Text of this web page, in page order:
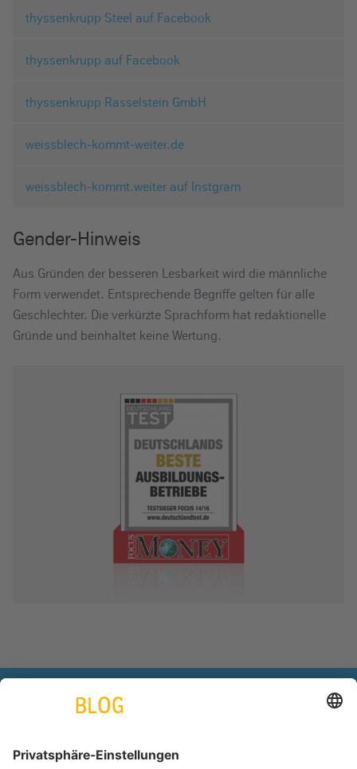
thyssenkrupp Steel auf Facebook
thyssenkrupp auf Facebook
thyssenkrupp Rasselstein GmbH
weissblech-kommt-weiter.de
weissblech-kommt.weiter auf Instgram
Gender-Hinweis
Aus Gründen der besseren Lesbarkeit wird die männliche
Form verwendet. Entsprechende Begriffe gelten für alle
Geschlechter. Die verkürzte Sprachform hat redaktionelle
Gründe und beinhaltet keine Wertung.